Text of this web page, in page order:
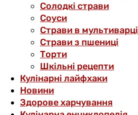
Солодкі страви
Соуси
Страви в мультиварці
Страви з пшениці
Торти
Шкільні рецепти
Кулінарні лайфхаки
Новини
Здорове харчування